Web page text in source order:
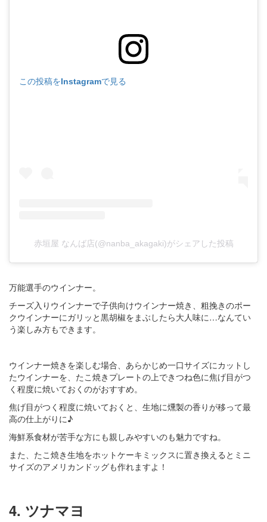
この投稿をInstagramで見る
赤垣屋 なんば店(@nanba_akagaki)がシェアした投稿
万能選手のウインナー。
チーズ入りウインナーで子供向けウインナー焼き、粗挽きのポー
クウインナーにガリッと黒胡椒をまぶしたら大人味に…なんてい
う楽しみ方もできます。
ウインナー焼きを楽しむ場合、あらかじめ一口サイズにカットし
たウインナーを、たこ焼きプレートの上できつね色に焦げ目がつ
く程度に焼いておくのがおすすめ。
焦げ目がつく程度に焼いておくと、生地に燻製の香りが移って最
高の仕上がりに♪
海鮮系食材が苦手な方にも親しみやすいのも魅力ですね。
また、たこ焼き生地をホットケーキミックスに置き換えるとミニ
サイズのアメリカンドッグも作れますよ！
4. ツナマヨ